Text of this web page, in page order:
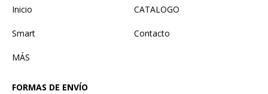
Inicio
CATALOGO
Smart Contacto
MÁS
FORMAS DE ENVÍO